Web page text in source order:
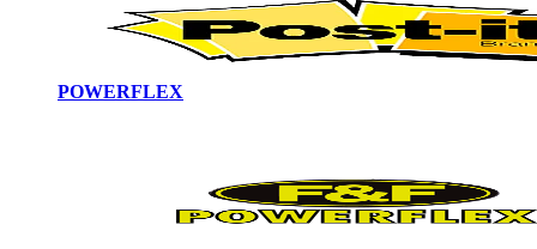
POWERFLEX